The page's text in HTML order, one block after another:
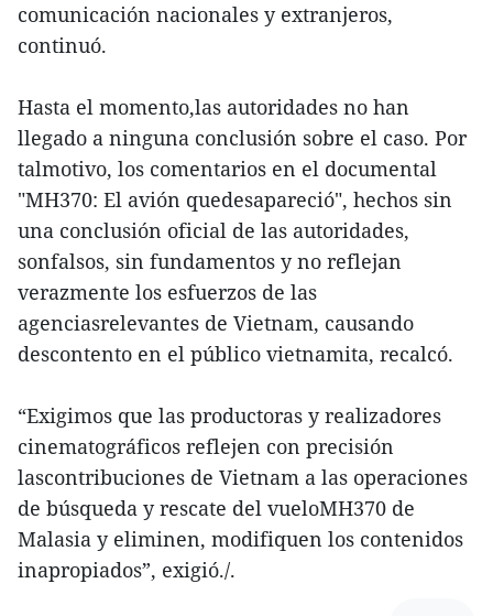
comunicación nacionales y extranjeros,
continuó.
Hasta el momento,las autoridades no han
llegado a ninguna conclusión sobre el caso. Por
talmotivo, los comentarios en el documental
"MH370: El avión quedesapareció", hechos sin
una conclusión oficial de las autoridades,
sonfalsos, sin fundamentos y no reflejan
verazmente los esfuerzos de las
agenciasrelevantes de Vietnam, causando
descontento en el público vietnamita, recalcó.
“Exigimos que las productoras y realizadores
cinematográficos reflejen con precisión
lascontribuciones de Vietnam a las operaciones
de búsqueda y rescate del vueloMH370 de
Malasia y eliminen, modifiquen los contenidos
inapropiados”, exigió./.